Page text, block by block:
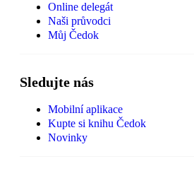
Online delegát
Naši průvodci
Můj Čedok
Sledujte nás
Mobilní aplikace
Kupte si knihu Čedok
Novinky